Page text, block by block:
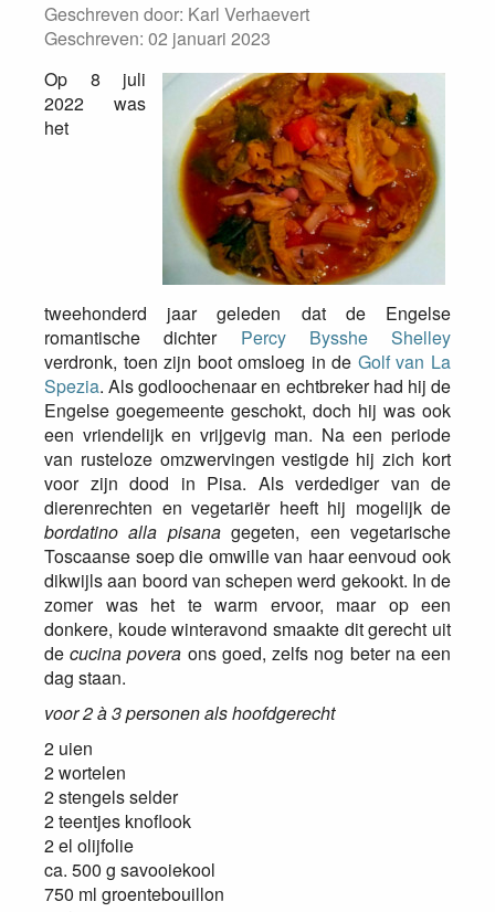
Geschreven door: Karl Verhaevert
Geschreven: 02 januari 2023
Op 8 juli
2022 was
het
tweehonderd jaar geleden dat de Engelse
romantische dichter Percy Bysshe Shelley
verdronk, toen zijn boot omsloeg in de Golf van La
Spezia. Als godloochenaar en echtbreker had hij de
Engelse goegemeente geschokt, doch hij was ook
een vriendelijk en vrijgevig man. Na een periode
van rusteloze omzwervingen vestigde hij zich kort
voor zijn dood in Pisa. Als verdediger van de
dierenrechten en vegetariër heeft hij mogelijk de
bordatino alla pisanagegeten, een vegetarische
Toscaanse soep die omwille van haar eenvoud ook
dikwijls aan boord van schepen werd gekookt. In de
zomer was het te warm ervoor, maar op een
donkere, koude winteravond smaakte dit gerecht uit
decucina povera ons goed, zelfs nog beter na een
dag staan.
voor 2 à 3 personen als hoofdgerecht
2 uien
2 wortelen
2 stengels selder
2 teentjes knoflook
2 el olijfolie
ca. 500 g savooiekool
750 ml groentebouillon